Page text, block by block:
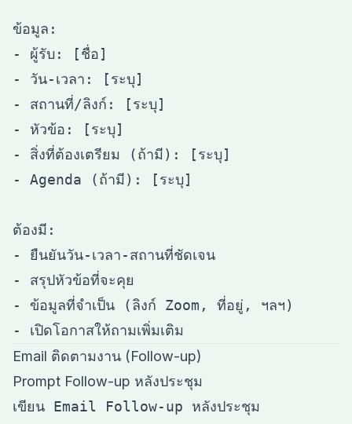
ข้อมูล:
- ผู้รับ: [ชื่อ]
- วัน-เวลา: [ระบุ]
- สถานที่/ลิงก์: [ระบุ]
- หัวข้อ: [ระบุ]
- สิ่งที่ต้องเตรียม (ถ้ามี): [ระบุ]
- Agenda (ถ้ามี): [ระบุ]
ต้องมี:
- ยืนยันวัน-เวลา-สถานที่ชัดเจน
- สรุปหัวข้อที่จะคุย
- ข้อมูลที่จำเป็น (ลิงก์ Zoom, ที่อยู่, ฯลฯ)
Email ติดตามงาน (Follow-up)
Prompt Follow-up หลังประชุม
เขียน Email Follow-up หลังประชุม